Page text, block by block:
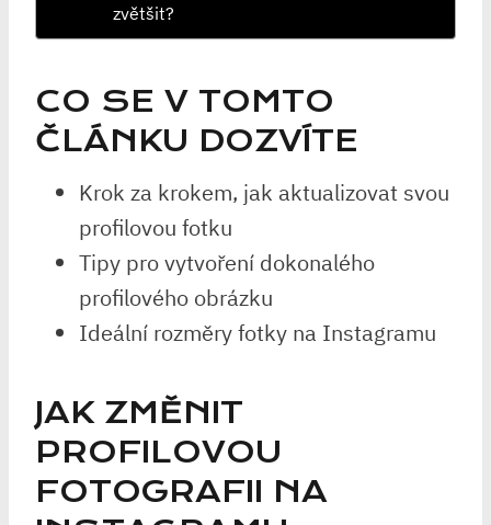
zvětšit?
CO SE V TOMTO
ČLÁNKU DOZVÍTE
Krok za krokem, jak aktualizovat svou
profilovou fotku
Tipy pro vytvoření dokonalého
profilového obrázku
Ideální rozměry fotky na Instagramu
JAK ZMĚNIT
PROFILOVOU
FOTOGRAFII NA